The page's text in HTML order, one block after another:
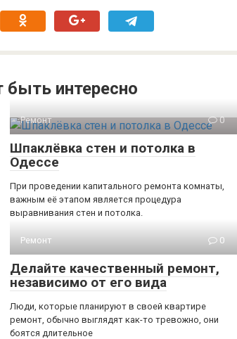
интересно
Ремонт 0
Шпаклёвка стен и потолка в
Одессе
При проведении капитального ремонта комнаты,
важным её этапом является процедура
выравнивания стен и потолка.
Ремонт 0
Делайте качественный ремонт,
независимо от его вида
Люди, которые планируют в своей квартире
ремонт, обычно выглядят как-то тревожно, они
боятся длительное